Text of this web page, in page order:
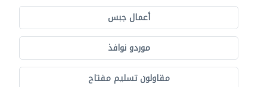
أعمال جبس
موردو نوافذ
مقاولون تسليم مفتاح